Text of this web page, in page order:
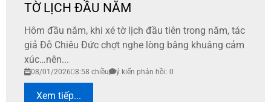
TỜ LỊCH ĐẦU NĂM
Hôm đầu năm, khi xé tờ lịch đầu tiên trong năm, tác
giả Đỗ Chiêu Đức chợt nghe lòng bâng khuâng cảm
xúc…nên...
08/01/2026 8:58 chiều ý kiến phản hồi: 0
Xem tiếp...